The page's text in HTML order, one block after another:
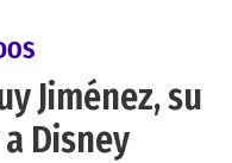
Jiménez, su
Disney